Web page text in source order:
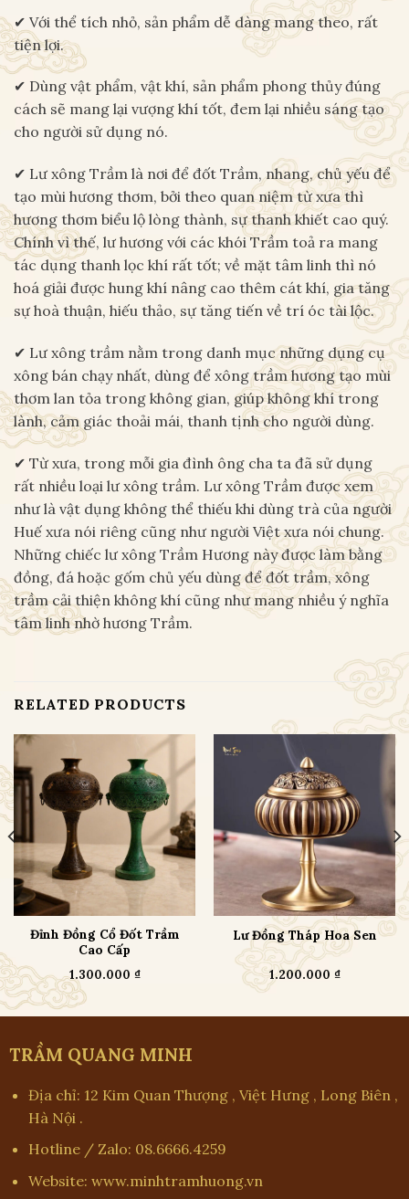
✔ Với thể tích nhỏ, sản phẩm dễ dàng mang theo, rất
tiện lợi.
✔ Dùng vật phẩm, vật khí, sản phẩm phong thủy đúng
cách sẽ mang lại vượng khí tốt, đem lại nhiều sáng tạo
cho người sử dụng nó.
✔ Lư xông Trầm là nơi để đốt Trầm, nhang, chủ yếu để
tạo mùi hương thơm, bởi theo quan niệm từ xưa thì
hương thơm biểu lộ lòng thành, sự thanh khiết cao quý.
Chính vì thế, lư hương với các khói Trầm toả ra mang
tác dụng thanh lọc khí rất tốt; về mặt tâm linh thì nó
hoá giải được hung khí nâng cao thêm cát khí, gia tăng
sự hoà thuận, hiếu thảo, sự tăng tiến về trí óc tài lộc.
✔ Lư xông trầm nằm trong danh mục những dụng cụ
xông bán chạy nhất, dùng để xông trầm hương tạo mùi
thơm lan tỏa trong không gian, giúp không khí trong
lành, cảm giác thoải mái, thanh tịnh cho người dùng.
✔ Từ xưa, trong mỗi gia đình ông cha ta đã sử dụng
rất nhiều loại lư xông trầm. Lư xông Trầm được xem
như là vật dụng không thể thiếu khi dùng trà của người
Huế xưa nói riêng cũng như người Việt xưa nói chung.
Những chiếc lư xông Trầm Hương này được làm bằng
đồng, đá hoặc gốm chủ yếu dùng để đốt trầm, xông
trầm cải thiện không khí cũng như mang nhiều ý nghĩa
tâm linh nhờ hương Trầm.
RELATED PRODUCTS
Đỉnh Đồng Cổ Đốt Trầm
Cao Cấp
1.300.000 ₫
Lư Đồng Tháp Hoa Sen
1.200.000 ₫
TRẦM QUANG MINH
Địa chỉ: 12 Kim Quan Thượng , Việt Hưng , Long Biên ,
Hà Nội .
Hotline / Zalo: 08.6666.4259
Website: www.minhtramhuong.vn